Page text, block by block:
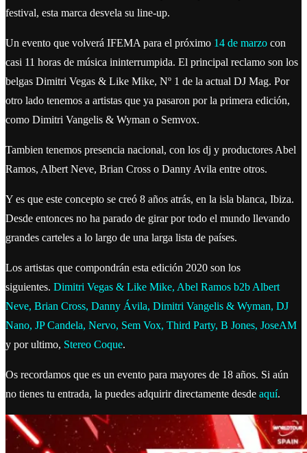
festival, esta marca desvela su line-up.
Un evento que volverá IFEMA para el próximo 14 de marzo con
casi 11 horas de música ininterrumpida. El principal reclamo son los
belgas Dimitri Vegas & Like Mike, Nº 1 de la actual DJ Mag. Por
otro lado tenemos a artistas que ya pasaron por la primera edición,
como Dimitri Vangelis & Wyman o Semvox.
Tambien tenemos presencia nacional, con los dj y productores Abel
Ramos, Albert Neve, Brian Cross o Danny Avila entre otros.
Y es que este concepto se creó 8 años atrás, en la isla blanca, Ibiza.
Desde entonces no ha parado de girar por todo el mundo llevando
grandes carteles a lo largo de una larga lista de países.
Los artistas que compondrán esta edición 2020 son los
siguientes. Dimitri Vegas & Like Mike, Abel Ramos b2b Albert
Neve, Brian Cross, Danny Ávila, Dimitri Vangelis & Wyman, DJ
Nano, JP Candela, Nervo, Sem Vox, Third Party, B Jones, JoseAM
y por ultimo, Stereo Coque.
Os recordamos que es un evento para mayores de 18 años. Si aún
no tienes tu entrada, la puedes adquirir directamente desde aquí.